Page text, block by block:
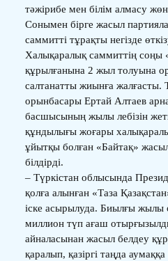
тәжірибе мен білім алмасу
Сонымен бірге жасыл
саммитті тұрақты негізде
Халықаралық саммиттің соңы
құрылғанына 2 жыл толуына
салтанатты жиынға жалғасты.
орынбасары Ертай Алтаев
басшысының жылы лебізін
құндылығы жоғары
ұйытқы болған «Байтақ»
білдірді.
– Түркістан облысында
қолға алынған «Таза
іске асырылуда. Биылғы жылы
миллион түп ағаш
айналасынан жасыл белдеу
қаралып, қазіргі таңда